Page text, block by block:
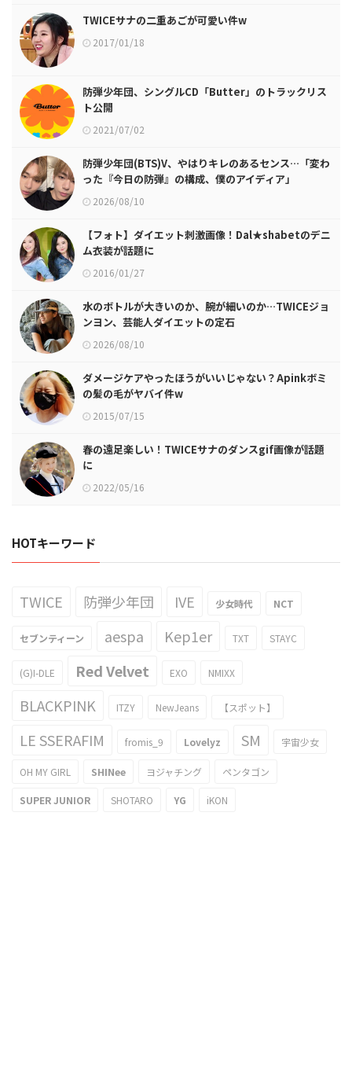
TWICEサナの二重あごが可愛い件w
2017/01/18
防弾少年団、シングルCD「Butter」のトラックリス
ト公開
2021/07/02
防弾少年団(BTS)V、やはりキレのあるセンス…「変わ
った『今日の防弾』の構成、僕のアイディア」
2026/08/10
【フォト】ダイエット刺激画像！Dal★shabetのデニ
ム衣装が話題に
2016/01/27
水のボトルが大きいのか、腕が細いのか…TWICEジョ
ンヨン、芸能人ダイエットの定石
2026/08/10
ダメージケアやったほうがいいじゃない？Apinkボミ
の髪の毛がヤバイ件w
2015/07/15
春の遠足楽しい！TWICEサナのダンスgif画像が話題
に
2022/05/16
HOTキーワード
TWICE 防弾少年団 IVE 少女時代 NCT
セブンティーン aespa Kep1er TXT STAYC
(G)I-DLE Red Velvet EXO NMIXX
BLACKPINK ITZY NewJeans 【スポット】
LE SSERAFIM fromis_9 Lovelyz SM 宇宙少女
OH MY GIRL SHINee ヨジャチング ペンタゴン
SUPER JUNIOR SHOTARO YG iKON